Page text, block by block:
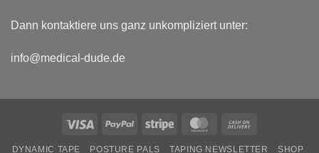
Dann kontaktiere uns ganz unkompliziert unter:
info@medical-dude.de
Visa PayPal Stripe MasterCard
DYNAMIC TAPE POSTURE PALS TAPING NEWSLETTER SHOP